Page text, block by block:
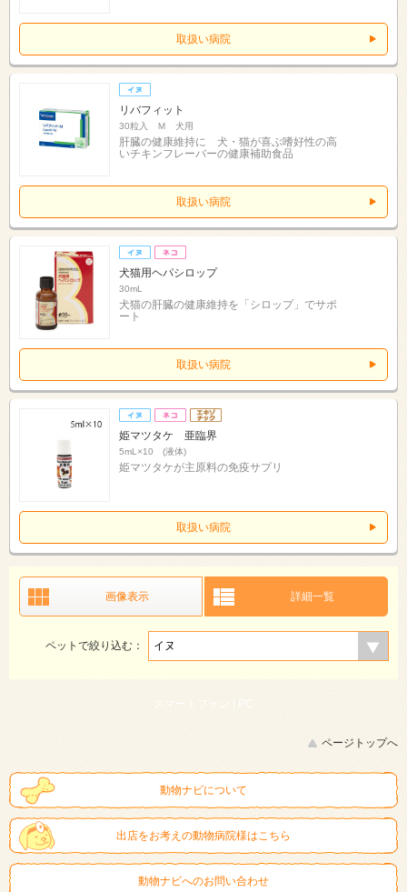
取扱い病院
リバフィット
30粒入 Ｍ 犬用
肝臓の健康維持に 犬・猫が喜ぶ嗜好性の高
いチキンフレーバーの健康補助食品
取扱い病院
犬猫用ヘパシロップ
30mL
犬猫の肝臓の健康維持を「シロップ」でサポ
ート
取扱い病院
姫マツタケ 亜臨界
5mL×10 (液体)
姫マツタケが主原料の免疫サプリ
取扱い病院
画像表示 詳細一覧
ペットで絞り込む：
スマートフォン | PC
ページトップへ
動物ナビについて
出店をお考えの動物病院様はこちら
動物ナビへのお問い合わせ